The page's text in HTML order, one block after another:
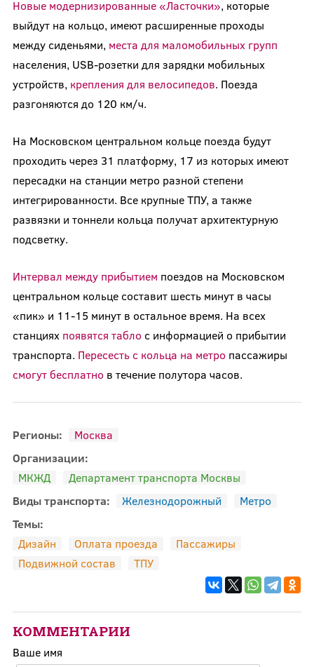
Новые модернизированные «Ласточки», которые
выйдут на кольцо, имеют расширенные проходы
между сиденьями, места для маломобильных групп
населения, USB-розетки для зарядки мобильных
устройств, крепления для велосипедов. Поезда
разгоняются до 120 км/ч.
На Московском центральном кольце поезда будут
проходить через 31 платформу, 17 из которых имеют
пересадки на станции метро разной степени
интегрированности. Все крупные ТПУ, а также
развязки и тоннели кольца получат архитектурную
подсветку.
Интервал между прибытием поездов на Московском
центральном кольце составит шесть минут в часы
«пик» и 11-15 минут в остальное время. На всех
станциях появятся табло с информацией о прибытии
транспорта. Пересесть с кольца на метро пассажиры
смогут бесплатно в течение полутора часов.
Регионы:
Москва
Организации:
МКЖД
Департамент транспорта Москвы
Виды транспорта:
Железнодорожный
Метро
Темы:
Дизайн
Оплата проезда
Пассажиры
Подвижной состав
ТПУ
КОММЕНТАРИИ
Ваше имя